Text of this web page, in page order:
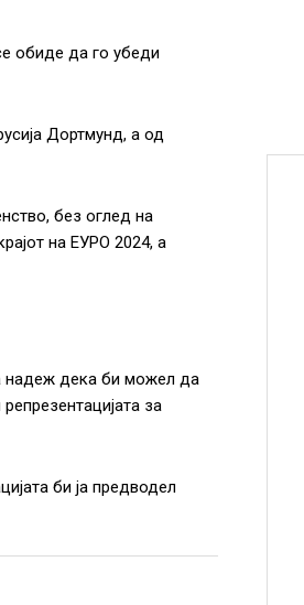
обиде да го убеди
Дортмунд, а од
без оглед на
на ЕУРО 2024, а
надеж дека би можел да
за
би ја предводел